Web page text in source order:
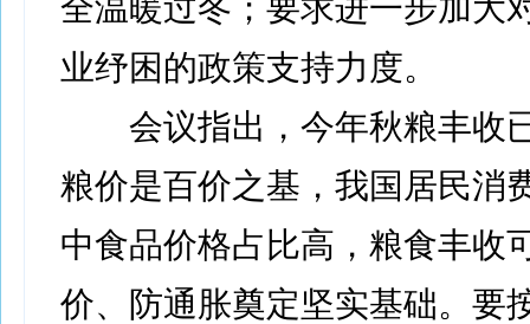
全温暖过冬；要求进一步加大
业纾困的政策支持力度。
会议指出，今年秋粮丰收
粮价是百价之基，我国居民消
中食品价格占比高，粮食丰收
价、防通胀奠定坚实基础。要